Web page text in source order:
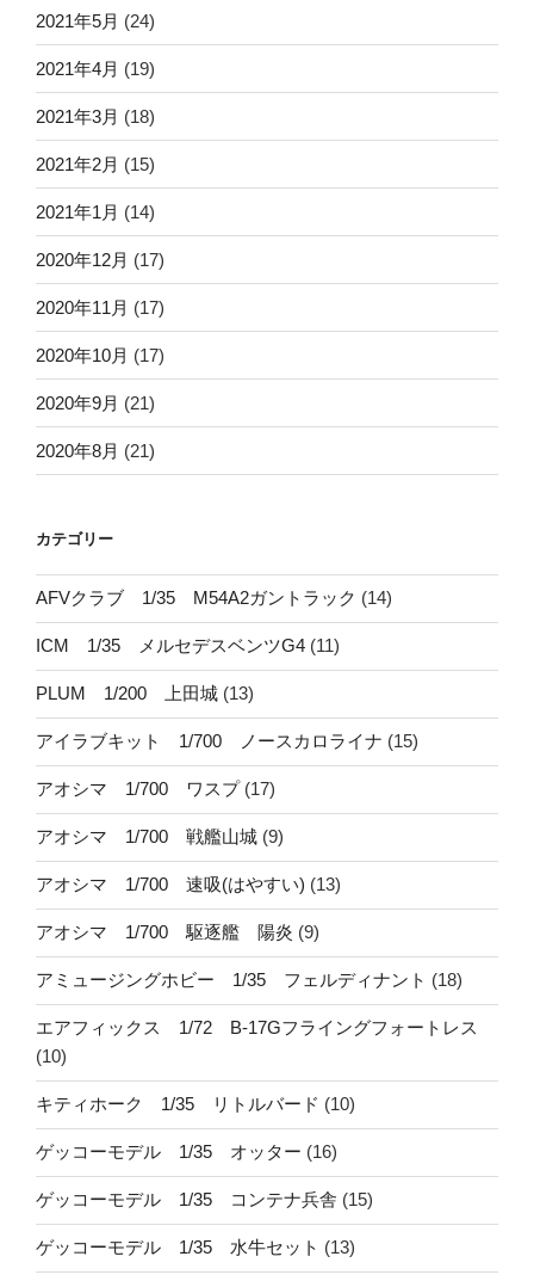
2021年5月 (24)
2021年4月 (19)
2021年3月 (18)
2021年2月 (15)
2021年1月 (14)
2020年12月 (17)
2020年11月 (17)
2020年10月 (17)
2020年9月 (21)
2020年8月 (21)
カテゴリー
AFVクラブ 1/35 M54A2ガントラック (14)
ICM 1/35 メルセデスベンツG4 (11)
PLUM 1/200 上田城 (13)
アイラブキット 1/700 ノースカロライナ (15)
アオシマ 1/700 ワスプ(17)
アオシマ 1/700 戦艦山城 (9)
アオシマ 1/700 速吸(はやすい) (13)
アオシマ 1/700 駆逐艦 陽炎 (9)
アミュージングホビー 1/35 フェルディナント (18)
エアフィックス 1/72 B-17Gフライングフォートレス
(10)
キティホーク 1/35 リトルバード (10)
ゲッコーモデル 1/35 オッター (16)
ゲッコーモデル 1/35 コンテナ兵舎 (15)
ゲッコーモデル 1/35 水牛セット (13)